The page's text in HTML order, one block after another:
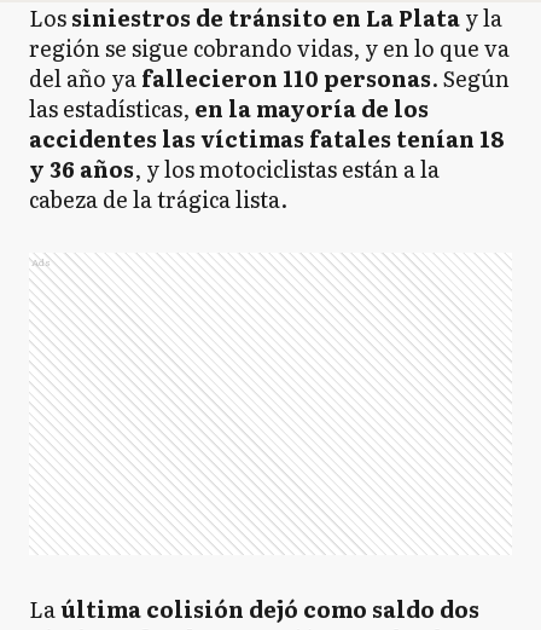
Lossiniestros de tránsito en La Platay la
región se sigue cobrando vidas, y en lo que va
del año yafallecieron 110 personas. Según
las estadísticas, en la mayoría de los
accidentes las víctimas fatales tenían 18
y 36 años, y los motociclistas están a la
cabeza de la trágica lista.
Ads
Laúltima colisión dejó como saldo dos